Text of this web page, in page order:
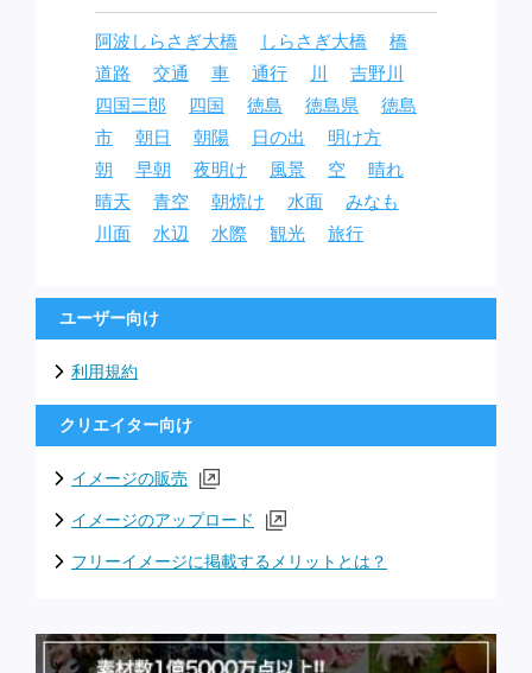
阿波しらさぎ大橋 しらさぎ大橋
橋
道路
交通 車 通行 川
吉野川
四国三郎
四国 徳島 徳島県
徳島
市
朝日 朝陽 日の出
明け方
朝
早朝 夜明け 風景 空
晴れ
晴天
青空 朝焼け 水面
みなも
川面
水辺 水際 観光 旅行
ユーザー向け
利用規約
クリエイター向け
イメージの販売
イメージのアップロード
フリーイメージに掲載するメリットとは？